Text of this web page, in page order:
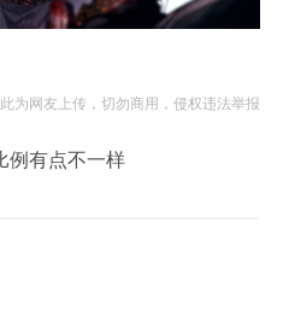
此为网友上传，切勿商用，侵权违法举报